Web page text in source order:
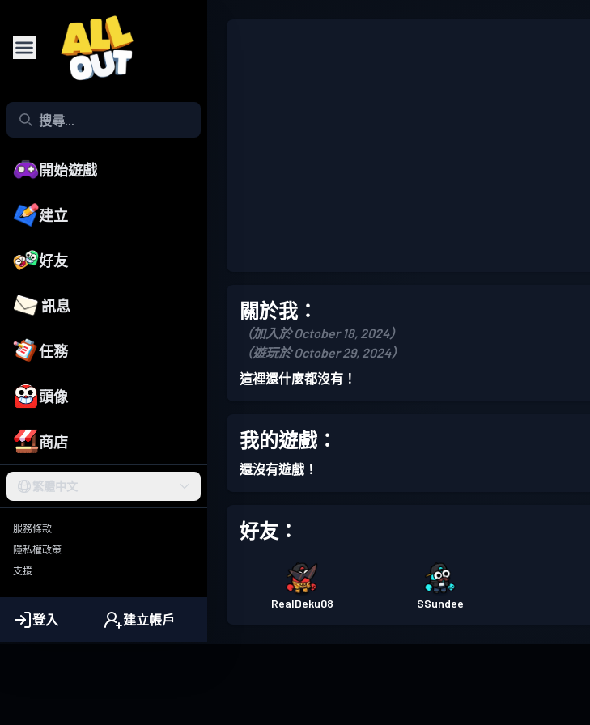
開始遊戲
建立
好友
訊息
任務
頭像
商店
繁體中文
服務條款
隱私權政策
支援
登入 建立帳戶
關於我：
（加入於 October 18, 2024）
（遊玩於 October 29, 2024）
這裡還什麼都沒有！
我的遊戲：
還沒有遊戲！
好友：
RealDeku08 SSundee